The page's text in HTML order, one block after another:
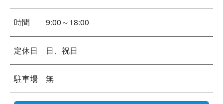
時間 9:00～18:00
定休日 日、祝日
駐車場 無